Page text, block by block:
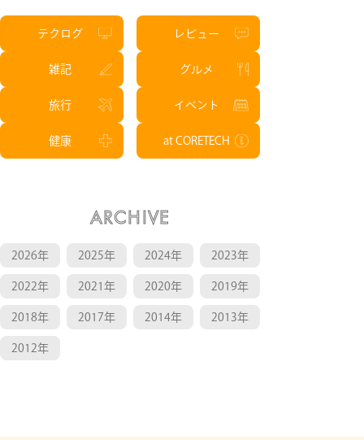
テクログ レビュー
雑記 グルメ
旅行 イベント
健康 at CORETECH
ARCHIVE
2026年 2025年 2024年 2023年
2022年 2021年 2020年 2019年
2018年 2017年 2014年 2013年
2012年